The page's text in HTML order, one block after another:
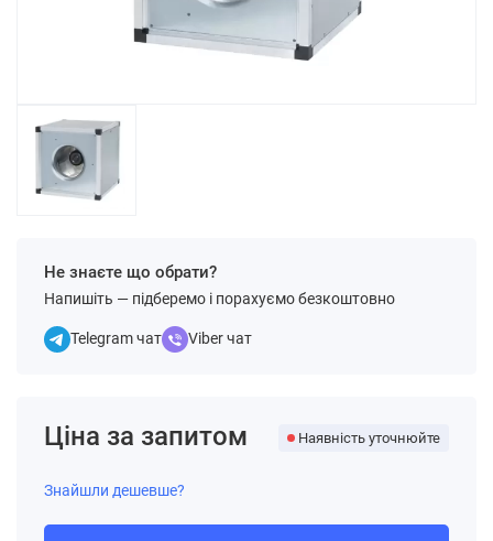
Не знаєте що обрати?
Напишіть — підберемо і порахуємо безкоштовно
Telegram чат Viber чат
Ціна за запитом Наявність уточнюйте
Знайшли дешевше?